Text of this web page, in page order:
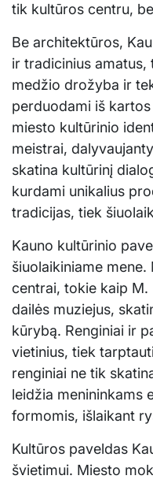
tik kultūros centru,
Be architektūros,
ir tradicinius
medžio drožyba ir
perduodami iš
miesto kultūrinio
meistrai,
skatina kultūrinį
kurdami unikalius
tradicijas, tiek
Kauno kultūrinio
šiuolaikiniame
centrai, tokie kaip M.
dailės muziejus,
kūrybą. Renginiai ir
vietinius, tiek
renginiai ne tik
leidžia menininkams
formomis, išlaikant
Kultūros paveldas
švietimui. Miesto